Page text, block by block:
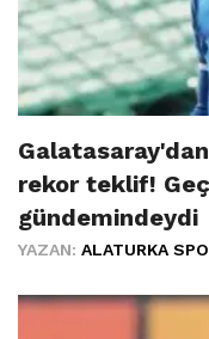
rekor teklif!
gündemindeydi
YAZAN: ALATURKA